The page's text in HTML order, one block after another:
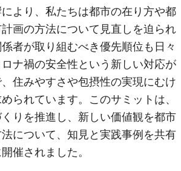
より、私たちは都市の在り方や都
画の方法について見直しを迫られ
者が取り組むべき優先順位も日々
ナ禍の安全性という新しい対応が
住みやすさや包摂性の実現にむけ
られています。このサミットは、
りを推進し、新しい価値観を都市
について、知見と実践事例を共有
催されました。